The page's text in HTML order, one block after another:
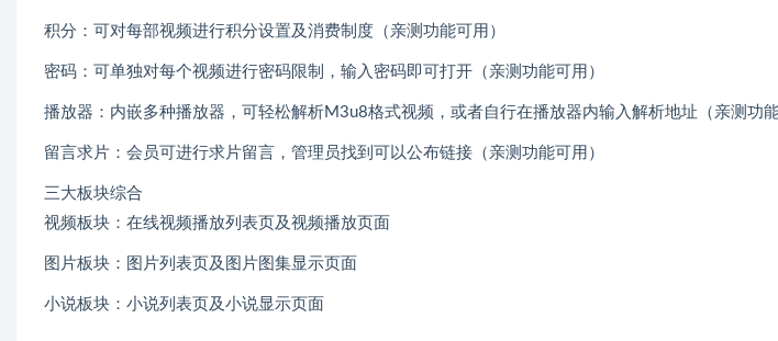
积分：可对每部视频进行积分设置及消费制度（亲测功能可用）
密码：可单独对每个视频进行密码限制，输入密码即可打开（亲测功能可用）
播放器：内嵌多种播放器，可轻松解析M3u8格式视频，或者自行在播放器内输入解析地址（亲测功能
留言求片：会员可进行求片留言，管理员找到可以公布链接（亲测功能可用）
三大板块综合
视频板块：在线视频播放列表页及视频播放页面
图片板块：图片列表页及图片图集显示页面
小说板块：小说列表页及小说显示页面